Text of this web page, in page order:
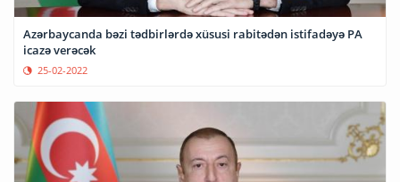
Azərbaycanda bəzi tədbirlərdə xüsusi rabitədən istifadəyə PA
icazə verəcək
25-02-2022